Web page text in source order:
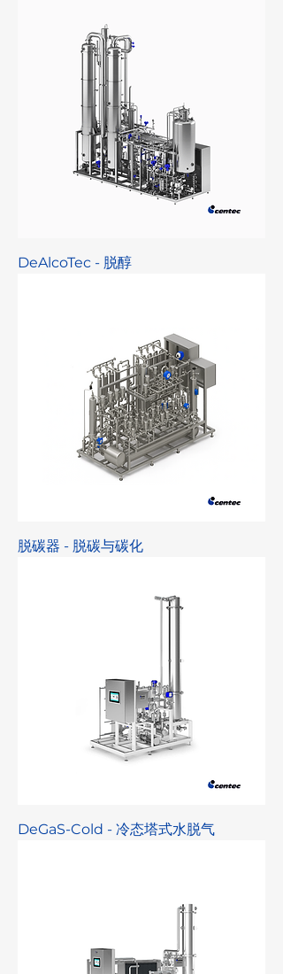
DeAlcoTec - 脱醇
脱碳器 - 脱碳与碳化
DeGaS-Cold - 冷态塔式水脱气